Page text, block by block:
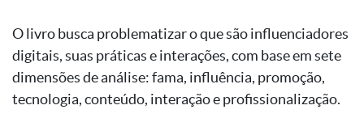
O livro busca problematizar o que são influenciadores
digitais, suas práticas e interações, com base em sete
dimensões de análise: fama, influência, promoção,
tecnologia, conteúdo, interação e profissionalização.